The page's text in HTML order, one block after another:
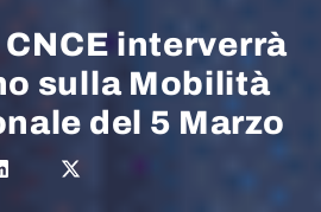
interverrà
sulla Mobilità
del 5 Marzo